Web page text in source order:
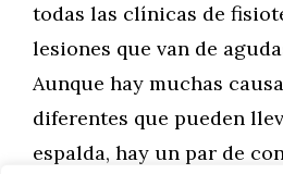
todas las clínicas de
lesiones que van de
Aunque hay muchas
diferentes que pueden
espalda, hay un par de